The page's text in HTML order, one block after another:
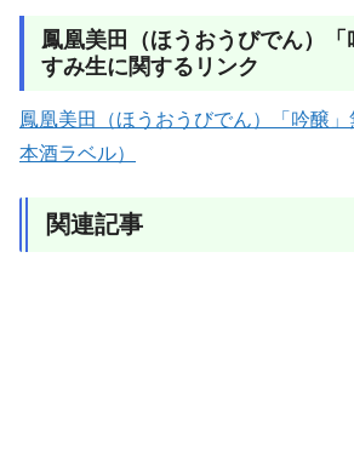
鳳凰美田（ほうおうびでん）
すみ生に関するリンク
鳳凰美田（ほうおうびでん）「吟醸」
本酒ラベル）
関連記事